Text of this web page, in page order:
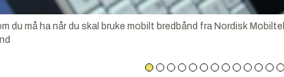
du må ha når du skal bruke mobilt bredbånd fra Nordisk